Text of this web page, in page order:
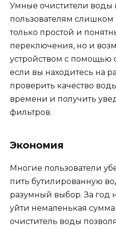
Умные очистители воды
пользователям слишком
только простой и
переключения, но и
устройством с помощью
если вы находитесь на
проверить качество
времени и получить
фильтров.
Экономия
Многие пользователи
пить бутилированную
разумный выбор. За год
уйти немаленькая
очиститель воды